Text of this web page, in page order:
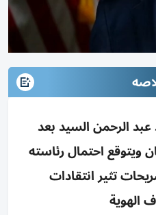
الرحمن السيد بعد
ويتوقع احتمال رئاسته
تثير انتقادات
الهوية